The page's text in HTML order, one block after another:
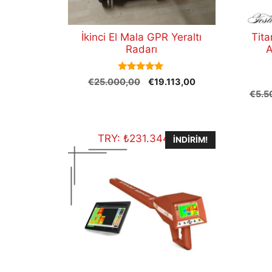
İkinci El Mala GPR Yeraltı
Radarı
5.00
out of 5
€25.000,00
Orijinal
€19.113,00Şu
€
TRY:₺231.344,40İNDIRIM!